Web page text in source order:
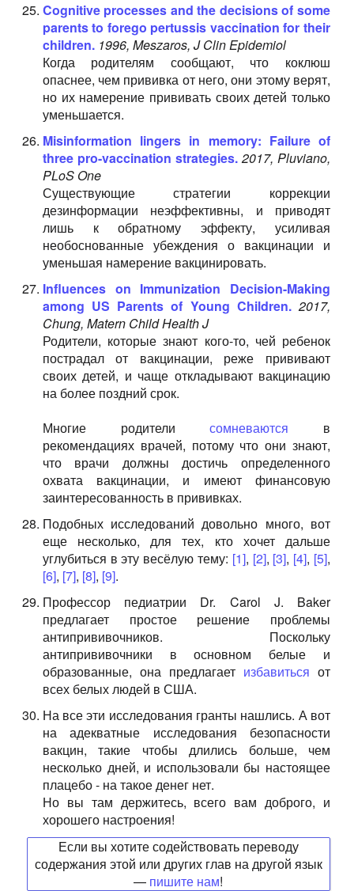
Cognitive processes and the decisions of some
parents to forego pertussis vaccination for their
children. 1996, Meszaros, J Clin Epidemiol
Когда родителям сообщают, что коклюш
опаснее, чем прививка от него, они этому верят,
но их намерение прививать своих детей только
уменьшается.
Misinformation lingers in memory: Failure of
three pro-vaccination strategies. 2017, Pluviano,
PLoS One
Существующие стратегии коррекции
дезинформации неэффективны, и приводят
лишь к обратному эффекту, усиливая
необоснованные убеждения о вакцинации и
уменьшая намерение вакцинировать.
Influences on Immunization Decision-Making
among US Parents of Young Children. 2017,
Chung, Matern Child Health J
Родители, которые знают кого-то, чей ребенок
пострадал от вакцинации, реже прививают
своих детей, и чаще откладывают вакцинацию
на более поздний срок.
Многие родителисомневаются в
рекомендациях врачей, потому что они знают,
что врачи должны достичь определенного
охвата вакцинации, и имеют финансовую
заинтересованность в прививках.
Подобных исследований довольно много, вот
еще несколько, для тех, кто хочет дальше
углубиться в эту весёлую тему: [1], [2], [3], [4], [5],
[6], [7], [8], [9].
Профессор педиатрии Dr. Carol J. Baker
предлагает простое решение проблемы
антипрививочников. Поскольку
антипрививочники в основном белые и
образованные, она предлагает избавиться от
всех белых людей в США.
На все эти исследования гранты нашлись. А вот
на адекватные исследования безопасности
вакцин, такие чтобы длились больше, чем
несколько дней, и использовали бы настоящее
плацебо - на такое денег нет.
Но вы там держитесь, всего вам доброго, и
хорошего настроения!
Если вы хотите содействовать переводу
содержания этой или других глав на другой язык
— пишите нам!